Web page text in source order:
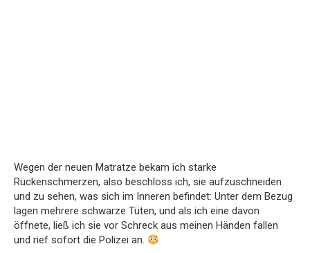
Wegen der neuen Matratze bekam ich starke
Rückenschmerzen, also beschloss ich, sie aufzuschneiden
und zu sehen, was sich im Inneren befindet: Unter dem Bezug
lagen mehrere schwarze Tüten, und als ich eine davon
öffnete, ließ ich sie vor Schreck aus meinen Händen fallen
und rief sofort die Polizei an.